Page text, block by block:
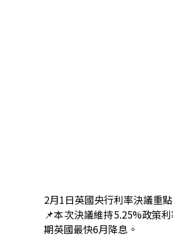
2月1日英國央行利率決議重
📌本次決議維持5.25%政策
期英國最快6月降息。